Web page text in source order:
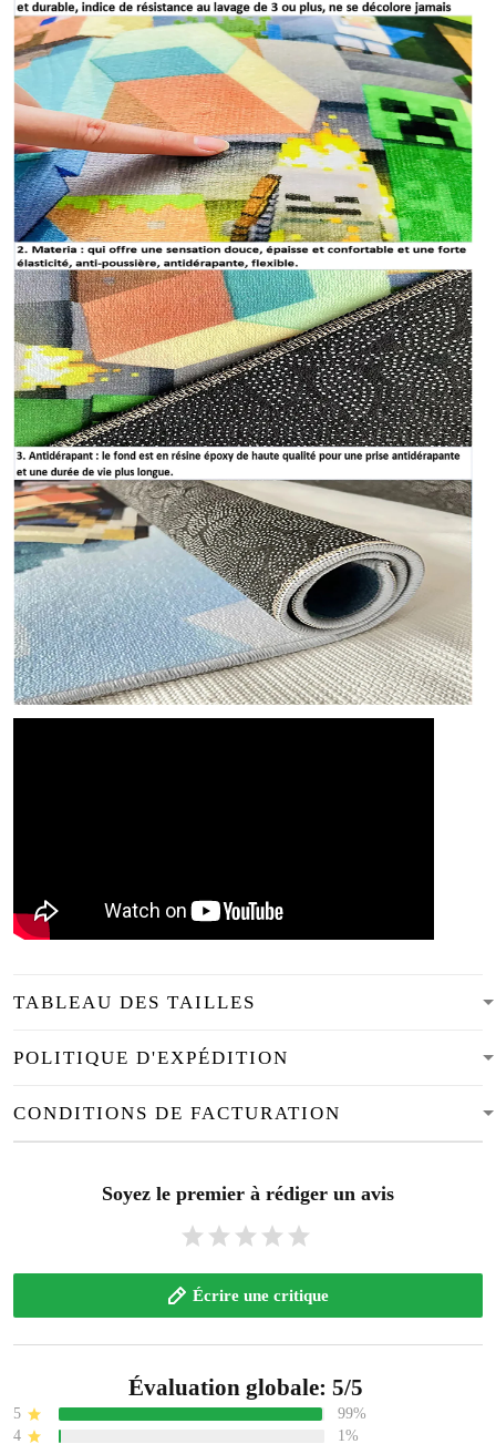
TABLEAU DES TAILLES
POLITIQUE D'EXPÉDITION
CONDITIONS DE FACTURATION
Soyez le premier à rédiger un avis
Écrire une critique
Évaluation globale: 5/5
5
99%
4
1%